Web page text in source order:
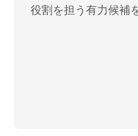
役割を担う有力候補